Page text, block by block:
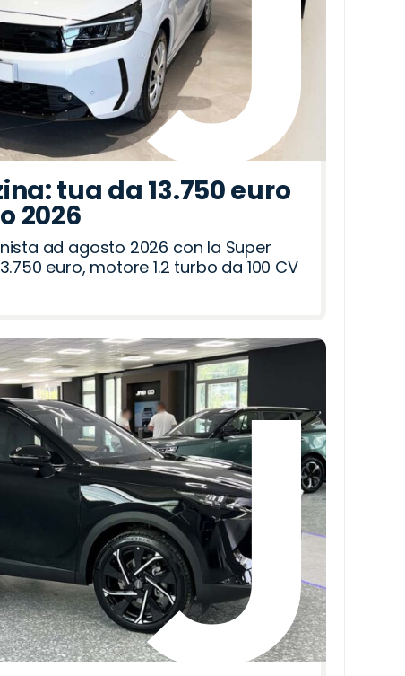
tua da 13.750 euro
2026
ad agosto 2026 con la Super
euro, motore 1.2 turbo da 100 CV